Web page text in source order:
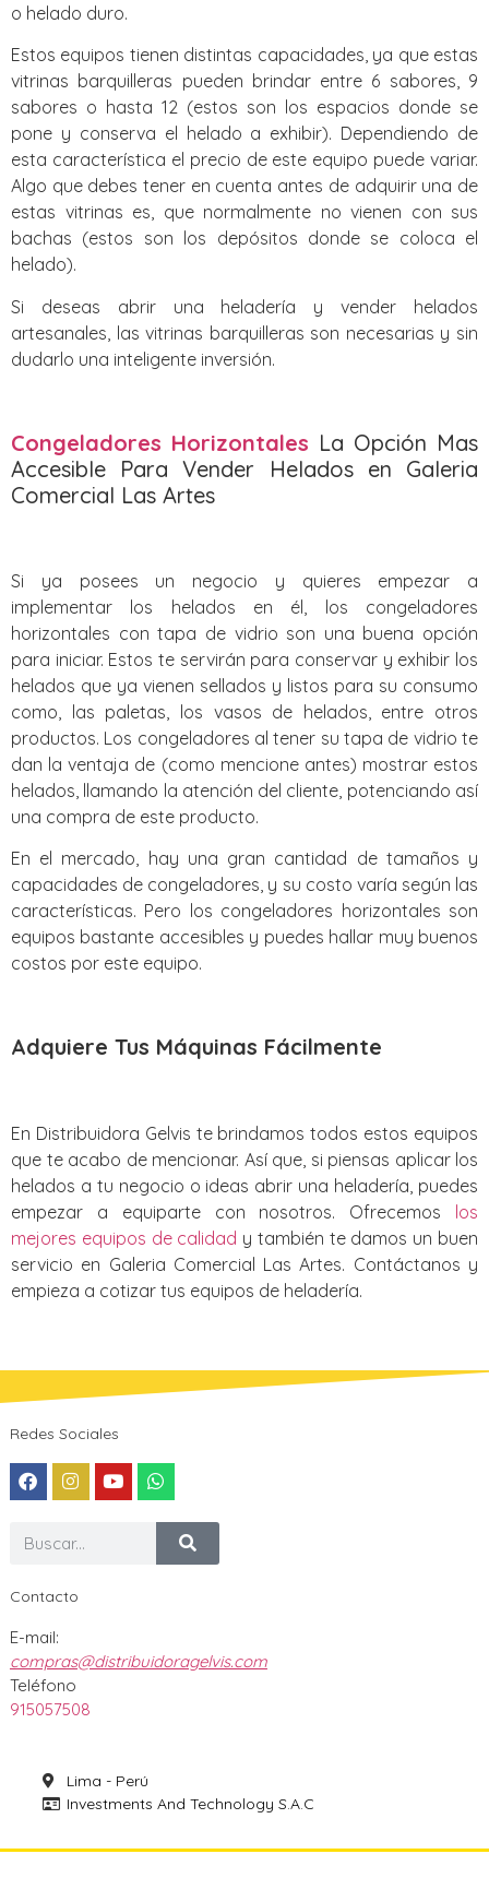
o helado duro.
Estos equipos tienen distintas capacidades, ya que estas
vitrinas barquilleras pueden brindar entre 6 sabores, 9
sabores o hasta 12 (estos son los espacios donde se
pone y conserva el helado a exhibir). Dependiendo de
esta característica el precio de este equipo puede variar.
Algo que debes tener en cuenta antes de adquirir una de
estas vitrinas es, que normalmente no vienen con sus
bachas (estos son los depósitos donde se coloca el
helado).
Si deseas abrir una heladería y vender helados
artesanales, las vitrinas barquilleras son necesarias y sin
dudarlo una inteligente inversión.
Congeladores Horizontales La Opción Mas
Accesible Para Vender Helados en Galeria
Comercial Las Artes
Si ya posees un negocio y quieres empezar a
implementar los helados en él, los congeladores
horizontales con tapa de vidrio son una buena opción
para iniciar. Estos te servirán para conservar y exhibir los
helados que ya vienen sellados y listos para su consumo
como, las paletas, los vasos de helados, entre otros
productos. Los congeladores al tener su tapa de vidrio te
dan la ventaja de (como mencione antes) mostrar estos
helados, llamando la atención del cliente, potenciando así
una compra de este producto.
En el mercado, hay una gran cantidad de tamaños y
capacidades de congeladores, y su costo varía según las
características. Pero los congeladores horizontales son
equipos bastante accesibles y puedes hallar muy buenos
costos por este equipo.
Adquiere Tus Máquinas Fácilmente
En Distribuidora Gelvis te brindamos todos estos equipos
que te acabo de mencionar. Así que, si piensas aplicar los
helados a tu negocio o ideas abrir una heladería, puedes
empezar a equiparte con nosotros. Ofrecemos los
mejores equipos de calidad y también te damos un buen
servicio en Galeria Comercial Las Artes. Contáctanos y
empieza a cotizar tus equipos de heladería.
Redes Sociales
Contacto
E-mail:
compras@distribuidoragelvis.com
Teléfono
915057508
Lima - Perú
Investments And Technology S.A.C